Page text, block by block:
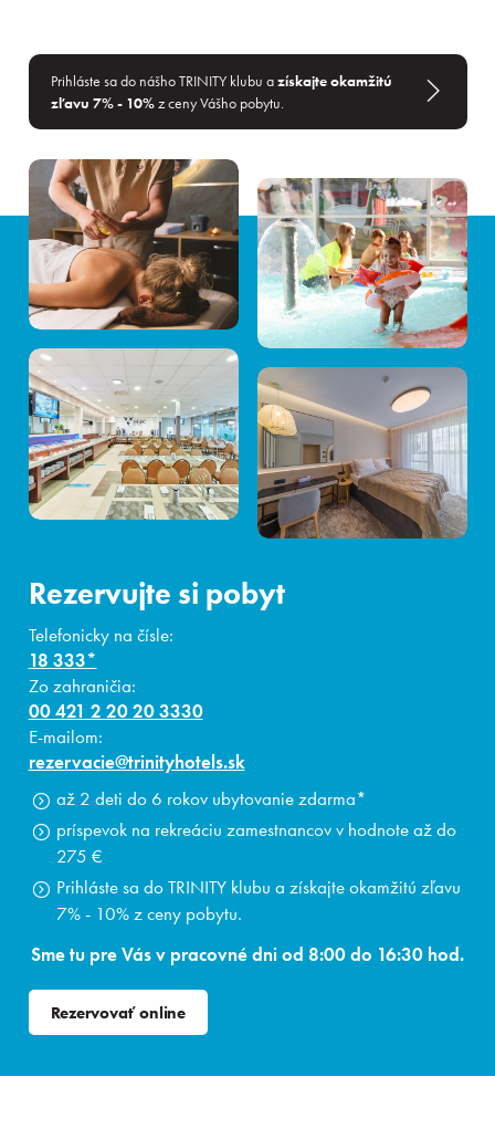
Prihláste sa do nášho TRINITY klubu azískajte okamžitú
zľavu 7% - 10%z ceny Vášho pobytu.
Rezervujte si pobyt
Telefonicky na čísle:
18 333*
Zo zahraničia:
00 421 2 20 20 3330
E-mailom:
rezervacie@trinityhotels.sk
až 2 deti do 6 rokov ubytovanie zdarma*
príspevok na rekreáciu zamestnancov v hodnote až do
275 €
Prihláste sa do TRINITY klubu a získajte okamžitú zľavu
7% - 10% z ceny pobytu.
Sme tu pre Vás v pracovné dni od 8:00 do 16:30 hod.
Rezervovať online